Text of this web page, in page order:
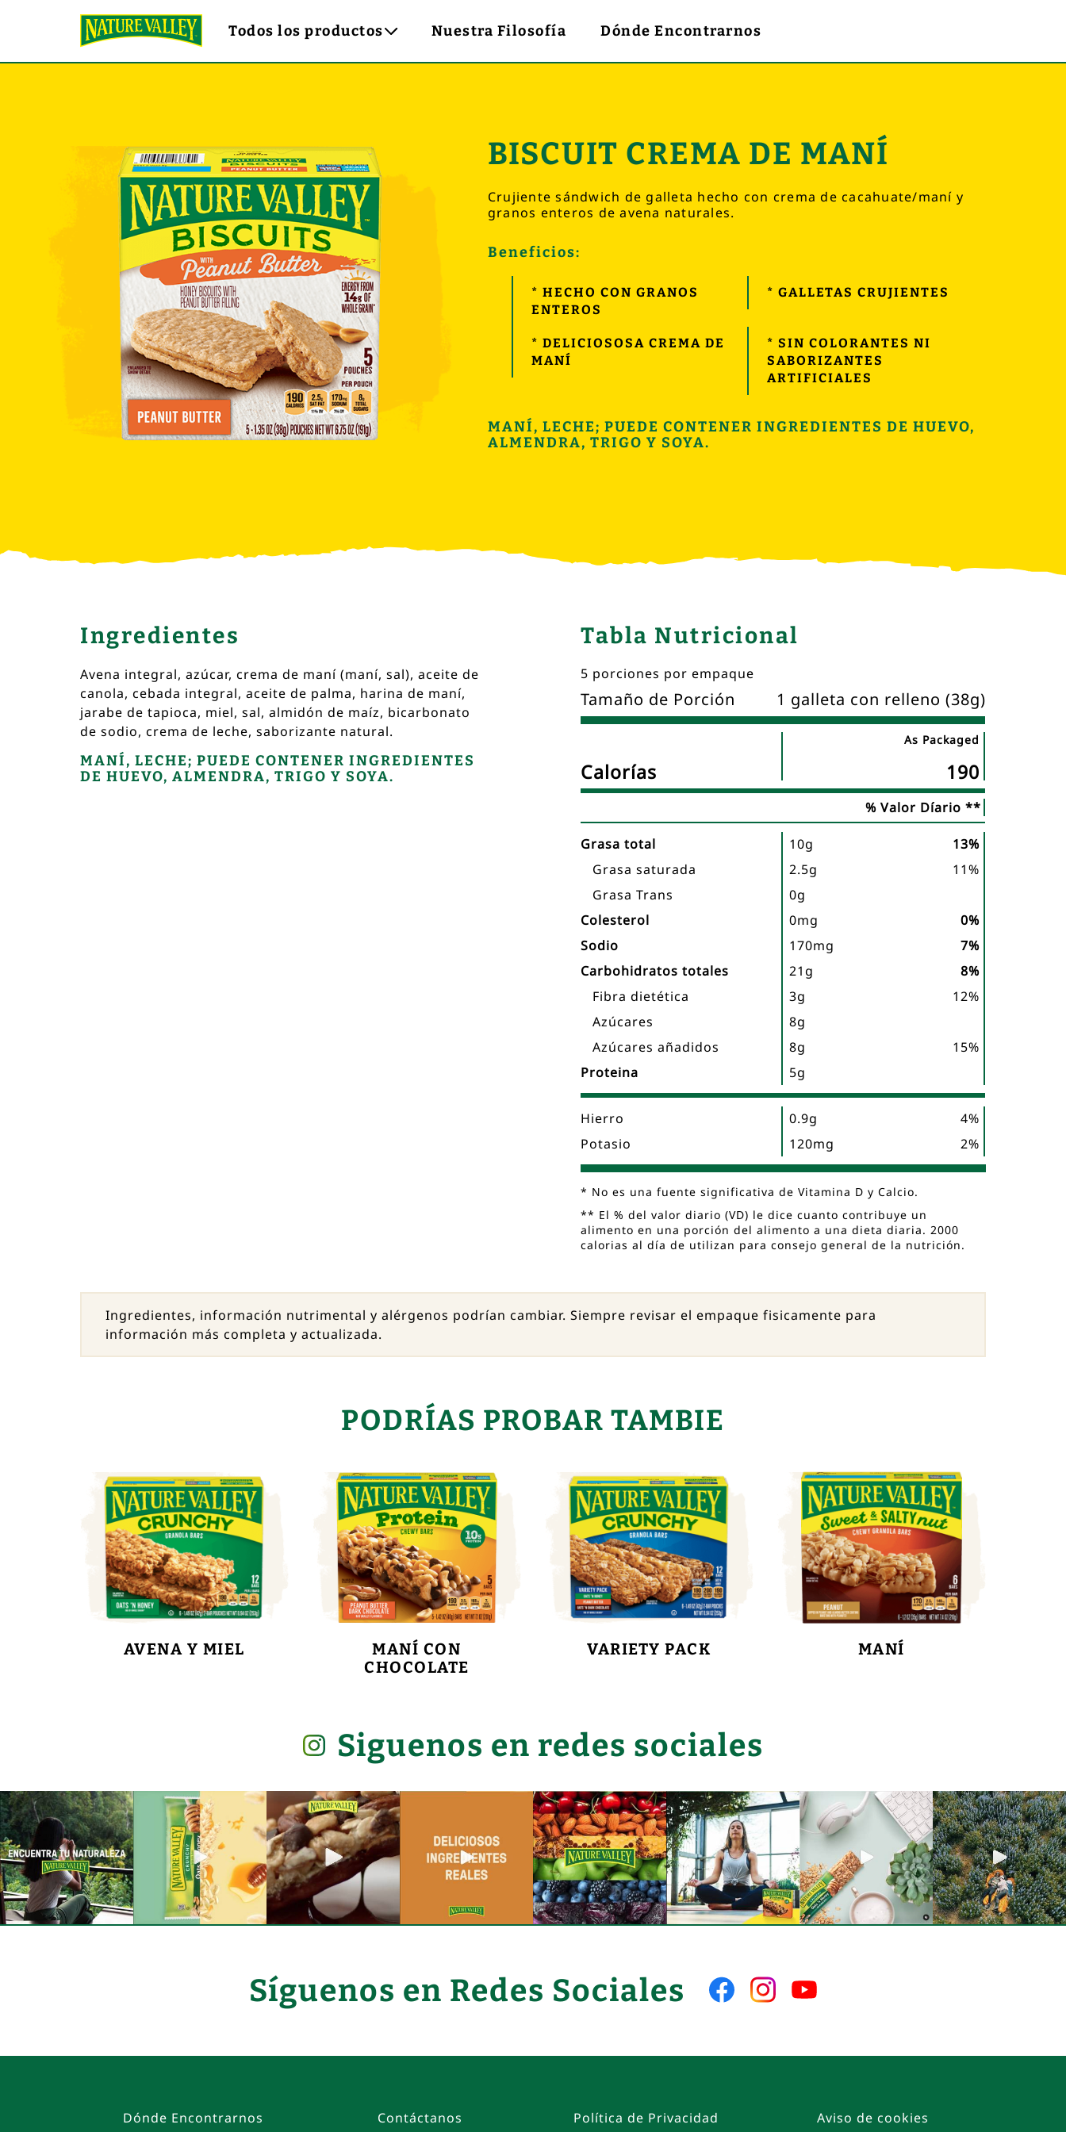
Todos los productos Nuestra Filosofía Dónde Encontrarnos
BISCUIT CREMA DE MANÍ
Crujiente sándwich de galleta hecho con crema de cacahuate/maní y
granos enteros de avena naturales.
Beneficios:
* HECHO CON GRANOS
ENTEROS
* GALLETAS CRUJIENTES
* DELICIOSOSA CREMA DE
MANÍ
* SIN COLORANTES NI
SABORIZANTES
ARTIFICIALES
MANÍ, LECHE; PUEDE CONTENER INGREDIENTES DE HUEVO,
ALMENDRA, TRIGO Y SOYA.
Ingredientes
Avena integral, azúcar, crema de maní (maní, sal), aceite de
canola, cebada integral, aceite de palma, harina de maní,
jarabe de tapioca, miel, sal, almidón de maíz, bicarbonato
de sodio, crema de leche, saborizante natural.
MANÍ, LECHE; PUEDE CONTENER INGREDIENTES
DE HUEVO, ALMENDRA, TRIGO Y SOYA.
Tabla Nutricional
5 porciones por empaque
Tamaño de Porción 1 galleta con relleno (38g)
Tabla
nutricional
nutriente
As Packaged
Calorías 190
% Valor Díario **
Grasa total 10g
13%
Grasa saturada
2.5g
11%
Grasa Trans
0g
Colesterol
0mg
0%
Sodio
170mg
7%
Carbohidratos totales
21g
8%
Fibra dietética
3g
12%
Azúcares
8g
Azúcares añadidos
8g
15%
Proteina
5g
Hierro 0.9g
4%
Potasio
120mg 2%
* No es una fuente significativa de Vitamina D y Calcio.
** El % del valor diario (VD) le dice cuanto contribuye un
alimento en una porción del alimento a una dieta diaria. 2000
calorias al día de utilizan para consejo general de la nutrición.
Ingredientes, información nutrimental y alérgenos podrían cambiar. Siempre revisar el empaque fisicamente para
información más completa y actualizada.
PODRÍAS PROBAR TAMBIE
AVENA Y MIEL
MANÍ CON
CHOCOLATE
VARIETY PACK MANÍ
Siguenos en redes sociales
Síguenos en Redes Sociales Síguenos
en
Facebook
Síguenos
en
Instagram
Síguenos
en
Dónde Encontrarnos Contáctanos Política de Privacidad Aviso de cookies